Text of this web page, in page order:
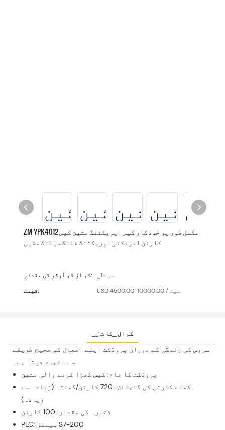
ZM-YPK4012 مکمل طور پر خودکار کیس ایریکٹنگ مشین کیس
کارٹن ایریکٹر ایریکٹنگ فلنگ سیلنگ مشین
کم از کم آرڈر کی مقدار:
▁سی ٹ1
قیمت:
USD 4500.00-10000.00 / سیٹ
▁کم ال ▁کا ٹ ل
سروس کی زندگی کے دوران پروڈکٹ اپنے افعال کو صحیح طریقے
سے انجام دیتا ہے۔
پروڈکٹ کا نام: کیس کھڑا کرنے والی مشین
کھلے کارٹن کی گنجائش: 720 کارٹن/گھنٹہ (زیادہ سے
زیادہ)
ذخیرہ کی مقدار: 100 کارٹن
PLC: سیمنز S7-200